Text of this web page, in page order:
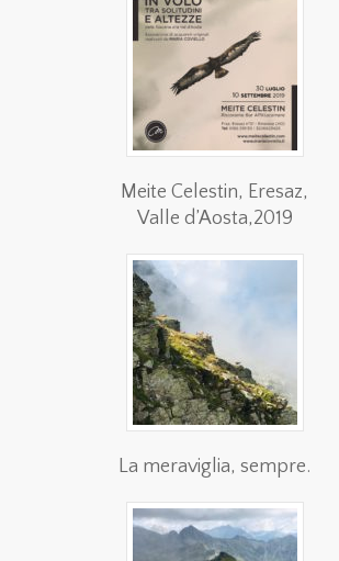
Meite Celestin, Eresaz,
Valle d’Aosta,2019
La meraviglia, sempre.